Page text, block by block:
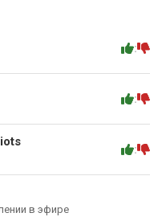
:
:
:
в эфире